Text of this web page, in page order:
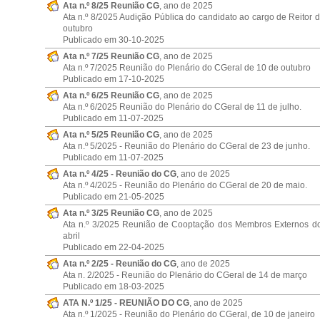
Ata n.º 8/25 Reunião CG, ano de 2025
Ata n.º 8/2025 Audição Pública do candidato ao cargo de Reitor
outubro
Publicado em 30-10-2025
Ata n.º 7/25 Reunião CG, ano de 2025
Ata n.º 7/2025 Reunião do Plenário do CGeral de 10 de outubro
Publicado em 17-10-2025
Ata n.º 6/25 Reunião CG, ano de 2025
Ata n.º 6/2025 Reunião do Plenário do CGeral de 11 de julho.
Publicado em 11-07-2025
Ata n.º 5/25 Reunião CG, ano de 2025
Ata n.º 5/2025 - Reunião do Plenário do CGeral de 23 de junho.
Publicado em 11-07-2025
Ata n.º 4/25 - Reunião do CG, ano de 2025
Ata n.º 4/2025 - Reunião do Plenário do CGeral de 20 de maio.
Publicado em 21-05-2025
Ata n.º 3/25 Reunião CG, ano de 2025
Ata n.º 3/2025 Reunião de Cooptação dos Membros Externos
abril
Publicado em 22-04-2025
Ata n.º 2/25 - Reunião do CG, ano de 2025
Ata n. 2/2025 - Reunião do Plenário do CGeral de 14 de março
Publicado em 18-03-2025
ATA N.º 1/25 - REUNIÃO DO CG, ano de 2025
Ata n.º 1/2025 - Reunião do Plenário do CGeral, de 10 de janeiro